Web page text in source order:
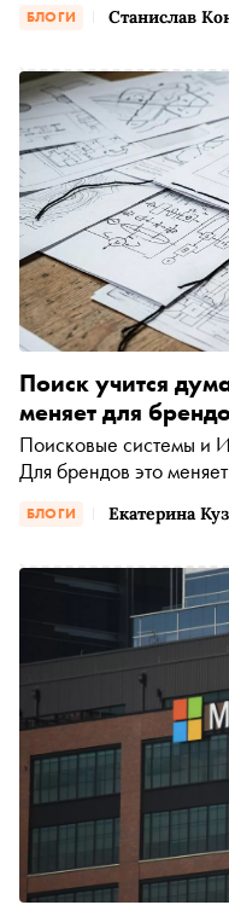
БЛОГИ Станислав
БЛОГИ Екатерина
Поиск учится
меняет для
Поисковые системы и
Для брендов это